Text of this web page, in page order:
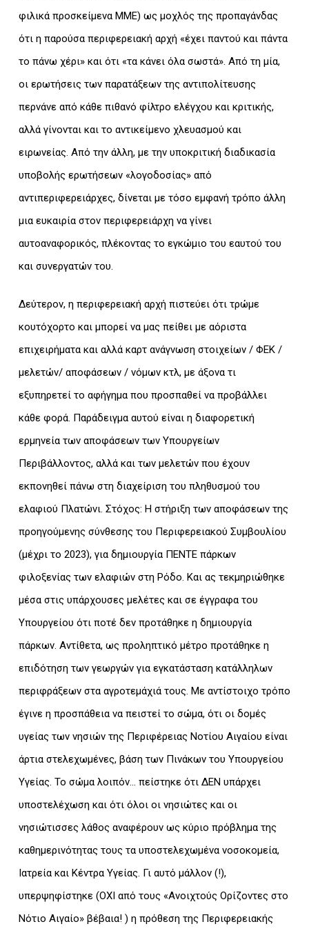
φιλικά προσκείμενα ΜΜΕ) ως μοχλός της προπαγάνδας
ότι η παρούσα περιφερειακή αρχή «έχει παντού και πάντα
το πάνω χέρι» και ότι «τα κάνει όλα σωστά». Από τη μία,
οι ερωτήσεις των παρατάξεων της αντιπολίτευσης
περνάνε από κάθε πιθανό φίλτρο ελέγχου και κριτικής,
αλλά γίνονται και το αντικείμενο χλευασμού και
ειρωνείας. Από την άλλη, με την υποκριτική διαδικασία
υποβολής ερωτήσεων «λογοδοσίας» από
αντιπεριφερειάρχες, δίνεται με τόσο εμφανή τρόπο άλλη
μια ευκαιρία στον περιφερειάρχη να γίνει
αυτοαναφορικός, πλέκοντας το εγκώμιο του εαυτού του
και συνεργατών του.
Δεύτερον, η περιφερειακή αρχή πιστεύει ότι τρώμε
κουτόχορτο και μπορεί να μας πείθει με αόριστα
επιχειρήματα και αλλά καρτ ανάγνωση στοιχείων / ΦΕΚ /
μελετών/ αποφάσεων / νόμων κτλ, με άξονα τι
εξυπηρετεί το αφήγημα που προσπαθεί να προβάλλει
κάθε φορά. Παράδειγμα αυτού είναι η διαφορετική
ερμηνεία των αποφάσεων των Υπουργείων
Περιβάλλοντος, αλλά και των μελετών που έχουν
εκπονηθεί πάνω στη διαχείριση του πληθυσμού του
ελαφιού Πλατώνι. Στόχος: Η στήριξη των αποφάσεων της
προηγούμενης σύνθεσης του Περιφερειακού Συμβουλίου
(μέχρι το 2023), για δημιουργία ΠΕΝΤΕ πάρκων
φιλοξενίας των ελαφιών στη Ρόδο. Και ας τεκμηριώθηκε
μέσα στις υπάρχουσες μελέτες και σε έγγραφα του
Υπουργείου ότι ποτέ δεν προτάθηκε η δημιουργία
πάρκων. Αντίθετα, ως προληπτικό μέτρο προτάθηκε η
επιδότηση των γεωργών για εγκατάσταση κατάλληλων
περιφράξεων στα αγροτεμάχιά τους. Με αντίστοιχο τρόπο
έγινε η προσπάθεια να πειστεί το σώμα, ότι οι δομές
υγείας των νησιών της Περιφέρειας Νοτίου Αιγαίου είναι
άρτια στελεχωμένες, βάση των Πινάκων του Υπουργείου
Υγείας. Το σώμα λοιπόν… πείστηκε ότι ΔΕΝ υπάρχει
υποστελέχωση και ότι όλοι οι νησιώτες και οι
νησιώτισσες λάθος αναφέρουν ως κύριο πρόβλημα της
καθημερινότητας τους τα υποστελεχωμένα νοσοκομεία,
Ιατρεία και Κέντρα Υγείας. Γι αυτό μάλλον (!),
υπερψηφίστηκε (ΟΧΙ από τους «Ανοιχτούς Ορίζοντες στο
Νότιο Αιγαίο» βέβαια! ) η πρόθεση της Περιφερειακής